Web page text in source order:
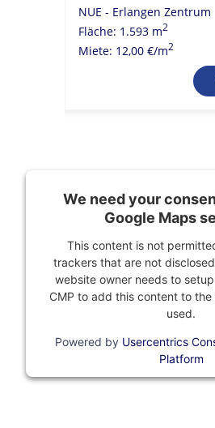
NUE - Erlangen Zentrum
Fläche: 1.593 m2
Miete: 12,00 €/m2
We need your
Google Maps
This content is not
trackers that are not
website owner needs to
CMP to add this content to
used.
Powered by Usercentrics
Platform